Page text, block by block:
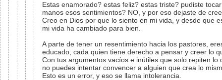
Estas enamorado? estas feliz? estas triste? pudiste
manos esos sentimientos? NO, y por eso dejaste de
Creo en Dios por que lo siento en mi vida, y desde que
mi vida ha cambiado para bien.
A parte de tener un resentimiento hacia los pastores,
educado, cada quien tiene derecho a pensar y creer lo
Con tus argumentos vacíos e inútiles que solo repiten lo
no puedes intentar convencer a alguien que crea lo
Esto es un error, y eso se llama intolerancia.